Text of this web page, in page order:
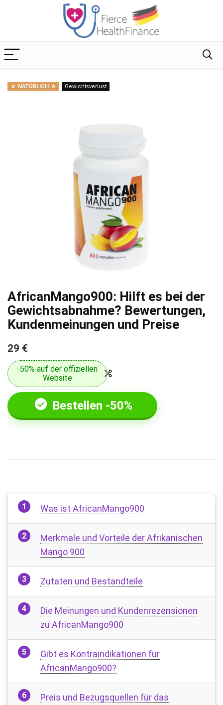
NATÜRLICH Gewichtsverlust
AfricanMango900: Hilft es bei der
Gewichtsabnahme? Bewertungen,
Kundenmeinungen und Preise
29 €
-50% auf der offiziellen
Website
Bestellen -50%
Was ist AfricanMango900
Merkmale und Vorteile der Afrikanischen
Mango 900
Zutaten und Bestandteile
Die Meinungen und Kundenrezensionen
zu AfricanMango900
Gibt es Kontraindikationen für
AfricanMango900?
Preis und Bezugsquellen für das